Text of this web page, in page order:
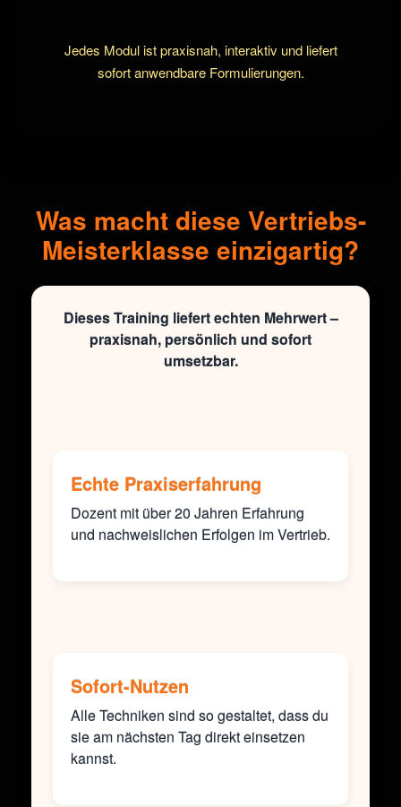
Jedes Modul ist praxisnah, interaktiv und liefert
sofort anwendbare Formulierungen.
Was macht diese Vertriebs-
Meisterklasse einzigartig?
Dieses Training liefert echten Mehrwert –
praxisnah, persönlich und sofort
umsetzbar.
Echte Praxiserfahrung
Dozent mit über 20 Jahren Erfahrung
und nachweislichen Erfolgen im Vertrieb.
Sofort-Nutzen
Alle Techniken sind so gestaltet, dass du
sie am nächsten Tag direkt einsetzen
kannst.